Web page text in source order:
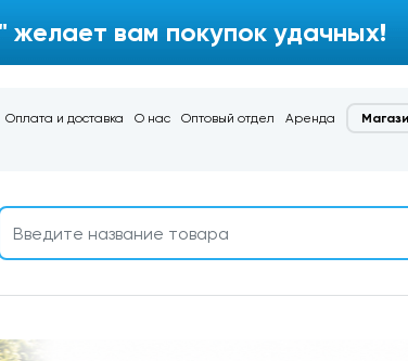
желает вам покупок удачных!
Оплата и доставка О нас Оптовый отдел Аренда